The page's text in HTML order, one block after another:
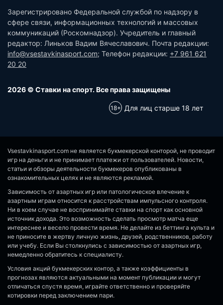
Зарегистрировано Федеральной службой по надзору в
сфере связи, информационных технологий и массовых
коммуникаций (Роскомнадзор). Учредитель и главный
редактор: Линьков Вадим Вячеславович. Почта редакции:
info@vsestavkinasport.com; Телефон редакции: +7 961 621
20 20
2026 © Ставки на спорт. Все права защищены
Для лиц старше 18 лет
Vsestavkinasport.com не является букмекерской конторой, не проводит
игр на деньги и не принимает платежи от пользователей. Новости,
статьи и обзоры деятельности букмекеров опубликованы в
ознакомительных целях и не являются рекламой.
Зависимость от азартных игр или патологическое влечение к
азартным играм относится к расстройствам импульсного контроля.
Ни в коем случае не воспринимайте ставки на спорт как основной
источник дохода. Это возможность сделать просмотр матча еще
интереснее и весело провести время. Не делайте из беттинга культа и
не приносите в жертву личную жизнь, друзей, родственников, работу
или учебу. Если Вы столкнулись с зависимостью от азартных игр,
немедленно обратитесь к специалисту.
Условия акций букмекерских контор, а также коэффициенты в
прогнозах являются актуальными на момент публикации и могут
отличаться спустя время, играйте ответственно и проверяйте
котировки перед заключением пари.